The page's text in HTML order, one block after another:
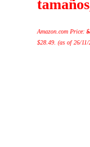
Amazon.com Price:$
$28.49. (as of 26/11/